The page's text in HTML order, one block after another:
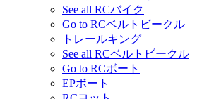
See all RCバイク
Go to RCベルトビークル
トレールキング
See all RCベルトビークル
Go to RCボート
EPボート